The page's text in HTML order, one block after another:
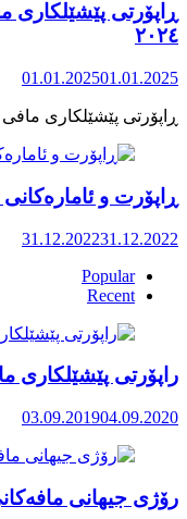
ڕاپۆرتی
٢٠٢٤
01.01.202501.01.2025
ڕاپۆرت و ئامارەکانی ساڵی ٢٠٢٢زایینی پەیوەست بە خۆکوژی
31.12.202231.12.2022
Popular
Recent
راپۆرتی پێشێلكاری
03.09.201904.09.2020
رۆژی جیهانی